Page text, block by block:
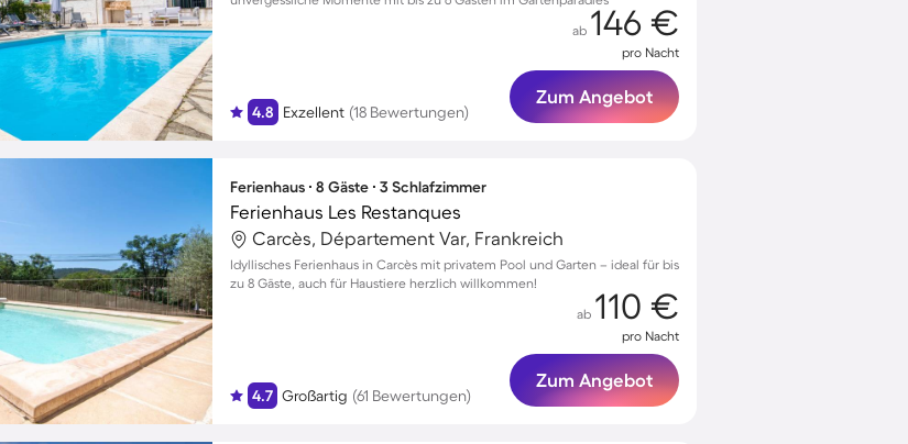
4.8 Exzellent (18 Bewertungen)
ab 146 €
pro Nacht
Zum Angebot
Ferienhaus ∙ 8 Gäste ∙ 3 Schlafzimmer
Ferienhaus Les Restanques
Carcès, Département Var, Frankreich
Idyllisches Ferienhaus in Carcès mit privatem Pool und Garten – ideal für bis
zu 8 Gäste, auch für Haustiere herzlich willkommen!
4.7 Großartig (61 Bewertungen)
ab 110 €
pro Nacht
Zum Angebot